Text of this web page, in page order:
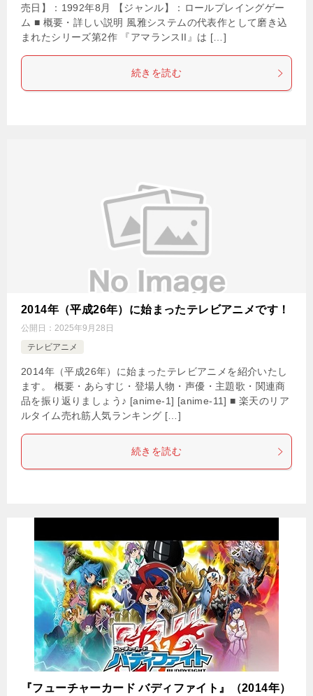
売日】：1992年8月 【ジャンル】：ロールプレイングゲー
ム ■ 概要・詳しい説明 風雅システムの代表作として磨き込
まれたシリーズ第2作 『アマランスII』は […]
続きを読む
2014年（平成26年）に始まったテレビアニメです！
公開日： 2025年9月28日
テレビアニメ
2014年（平成26年）に始まったテレビアニメを紹介いたし
ます。 概要・あらすじ・登場人物・声優・主題歌・関連商
品を振り返りましょう♪ [anime-1] [anime-11] ■ 楽天のリア
ルタイム売れ筋人気ランキング […]
続きを読む
『フューチャーカード バディファイト』（2014年）